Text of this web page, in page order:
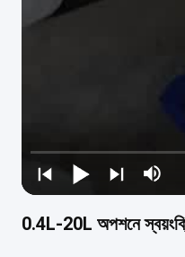
0.4L-20L অপশনে